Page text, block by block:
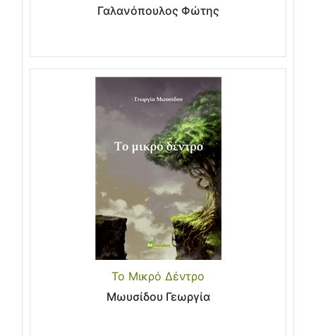
Γαλανόπουλος Φώτης
Το Μικρό Δέντρο
Μωυσίδου Γεωργία